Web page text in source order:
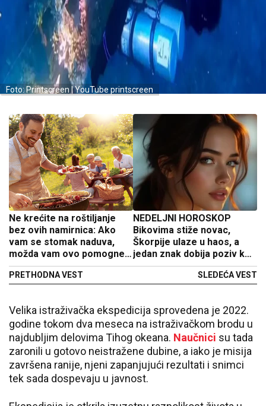
Foto: Printscreen | YouTube printscreen
Ne krećite na roštiljanje
bez ovih namirnica: Ako
vam se stomak naduva,
možda vam ovo pomogne
da splasne
PRETHODNA VEST
NEDELJNI HOROSKOP
Bikovima stiže novac,
Škorpije ulaze u haos, a
jedan znak dobija poziv koji
menja sve
SLEDEĆA VEST
Velika istraživačka ekspedicija sprovedena je 2022.
godine tokom dva meseca na istraživačkom brodu u
najdubljim delovima Tihog okeana. Naučnici su tada
zaronili u gotovo neistražene dubine, a iako je misija
završena ranije, njeni zapanjujući rezultati i snimci
tek sada dospevaju u javnost.